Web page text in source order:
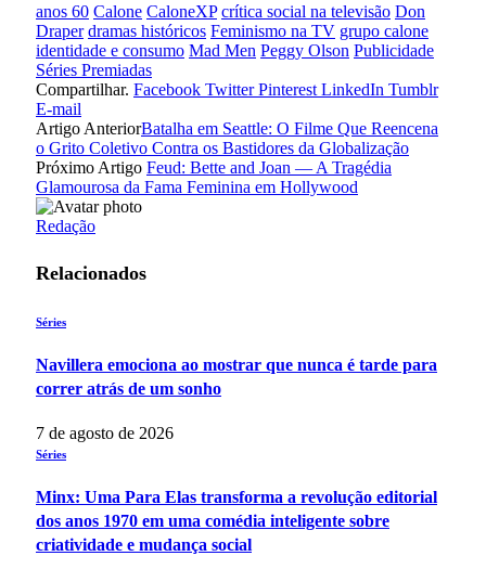
anos 60 Calone CaloneXP crítica social na televisão Don
Draper dramas históricos Feminismo na TV grupo calone
identidade e consumo Mad Men Peggy Olson Publicidade
Séries Premiadas
Compartilhar. Facebook Twitter Pinterest LinkedIn Tumblr
E-mail
Artigo AnteriorBatalha em Seattle: O Filme Que Reencena
o Grito Coletivo Contra os Bastidores da Globalização
Próximo Artigo Feud: Bette and Joan — A Tragédia
Glamourosa da Fama Feminina em Hollywood
Redação
Relacionados
Séries
Navillera emociona ao mostrar que nunca é tarde para
correr atrás de um sonho
7 de agosto de 2026
Séries
Minx: Uma Para Elas transforma a revolução editorial
dos anos 1970 em uma comédia inteligente sobre
criatividade e mudança social